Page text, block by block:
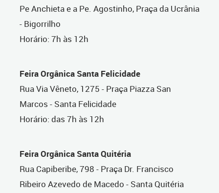
Pe Anchieta e a Pe. Agostinho, Praça da Ucrânia
- Bigorrilho
Horário: 7h às 12h
Feira Orgânica Santa Felicidade
Rua Via Vêneto, 1275 - Praça Piazza San
Marcos - Santa Felicidade
Horário: das 7h às 12h
Feira Orgânica Santa Quitéria
Rua Capiberibe, 798 - Praça Dr. Francisco
Ribeiro Azevedo de Macedo - Santa Quitéria